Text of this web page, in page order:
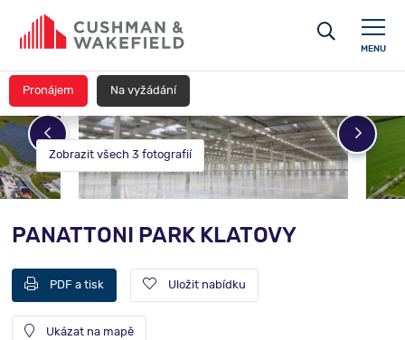
MENU
Zobrazit všech 3 fotografií
PANATTONI PARK KLATOVY
PDF a tisk Uložit nabídku
Ukázat na mapě
Pronájem Na vyžádání